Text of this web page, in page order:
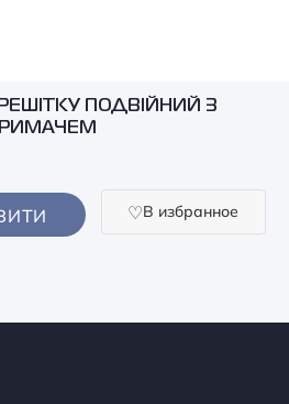
ПОДВІЙНИЙ З
В избранное